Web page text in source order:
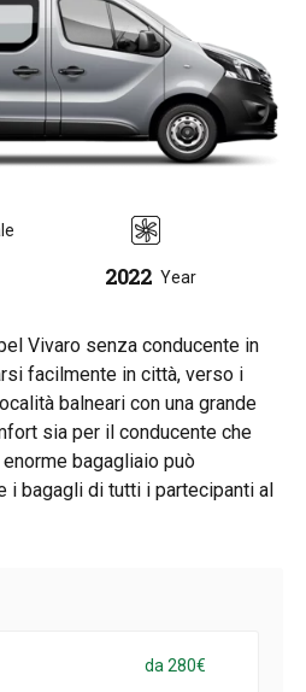
2022 Year
Vivaro senza conducente in
facilmente in città, verso i
balneari con una grande
sia per il conducente che
bagagliaio può
i bagagli di tutti i partecipanti al
da 280€